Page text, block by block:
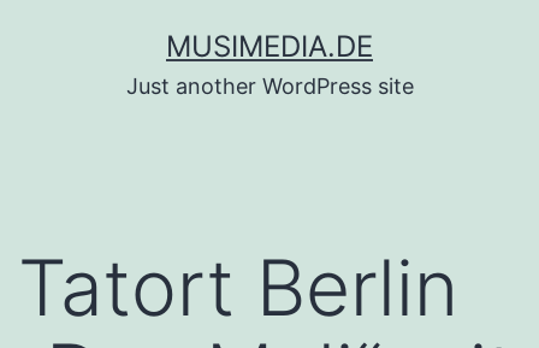
MUSIMEDIA.DE
Just another WordPress site
Tatort Berlin